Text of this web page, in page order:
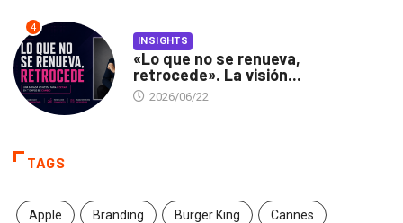
4
INSIGHTS
«Lo que no se renueva,
retrocede». La visión...
2026/06/22
TAGS
Apple Branding Burger King Cannes